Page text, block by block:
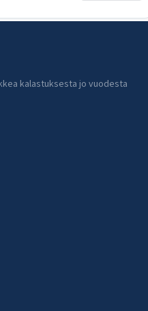
kalastuksesta jo vuodesta